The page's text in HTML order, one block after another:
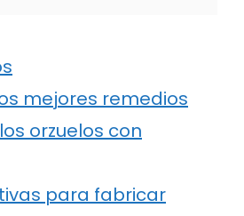
mejores remedios
orzuelos con
para fabricar